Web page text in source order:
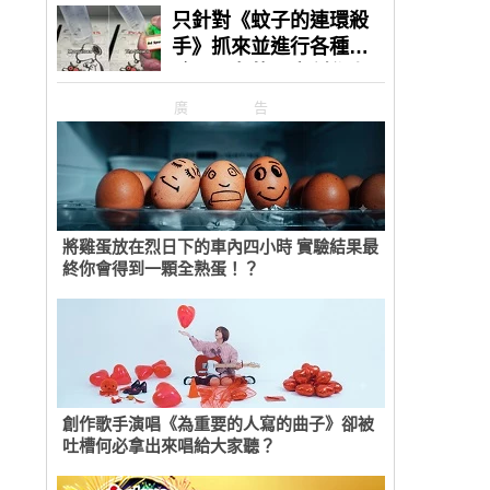
廣告
將雞蛋放在烈日下的車內四小時 實驗結果最
終你會得到一顆全熟蛋！？
創作歌手演唱《為重要的人寫的曲子》卻被
吐槽何必拿出來唱給大家聽？